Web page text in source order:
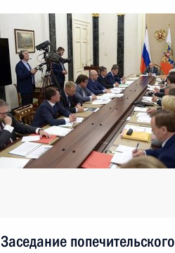
Заседание попечительского